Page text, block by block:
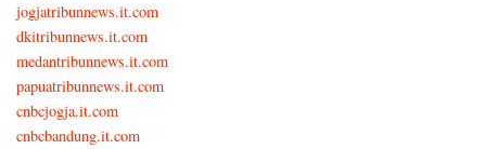
jogjatribunnews.it.com
dkitribunnews.it.com
medantribunnews.it.com
papuatribunnews.it.com
cnbcjogja.it.com
cnbcbandung.it.com